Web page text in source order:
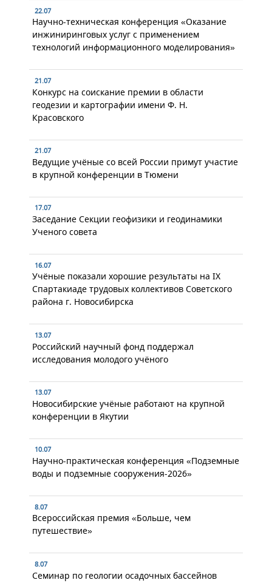
22.07
Научно-техническая конференция «Оказание
инжиниринговых услуг с применением
технологий информационного моделирования»
21.07
Конкурс на соискание премии в области
геодезии и картографии имени Ф. Н.
Красовского
21.07
Ведущие учёные со всей России примут участие
в крупной конференции в Тюмени
17.07
Заседание Секции геофизики и геодинамики
Ученого совета
16.07
Учёные показали хорошие результаты на IX
Спартакиаде трудовых коллективов Советского
района г. Новосибирска
13.07
Российский научный фонд поддержал
исследования молодого учёного
13.07
Новосибирские учёные работают на крупной
конференции в Якутии
10.07
Научно-практическая конференция «Подземные
воды и подземные сооружения-2026»
8.07
Всероссийская премия «Больше, чем
путешествие»
8.07
Семинар по геологии осадочных бассейнов